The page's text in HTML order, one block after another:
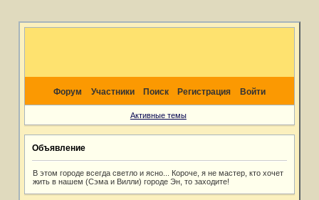
Форум Участники Поиск Регистрация Войти
Активные темы
Объявление
В этом городе всегда светло и ясно... Короче, я не мастер, кто хочет
жить в нашем (Сэма и Вилли) городе Эн, то заходите!